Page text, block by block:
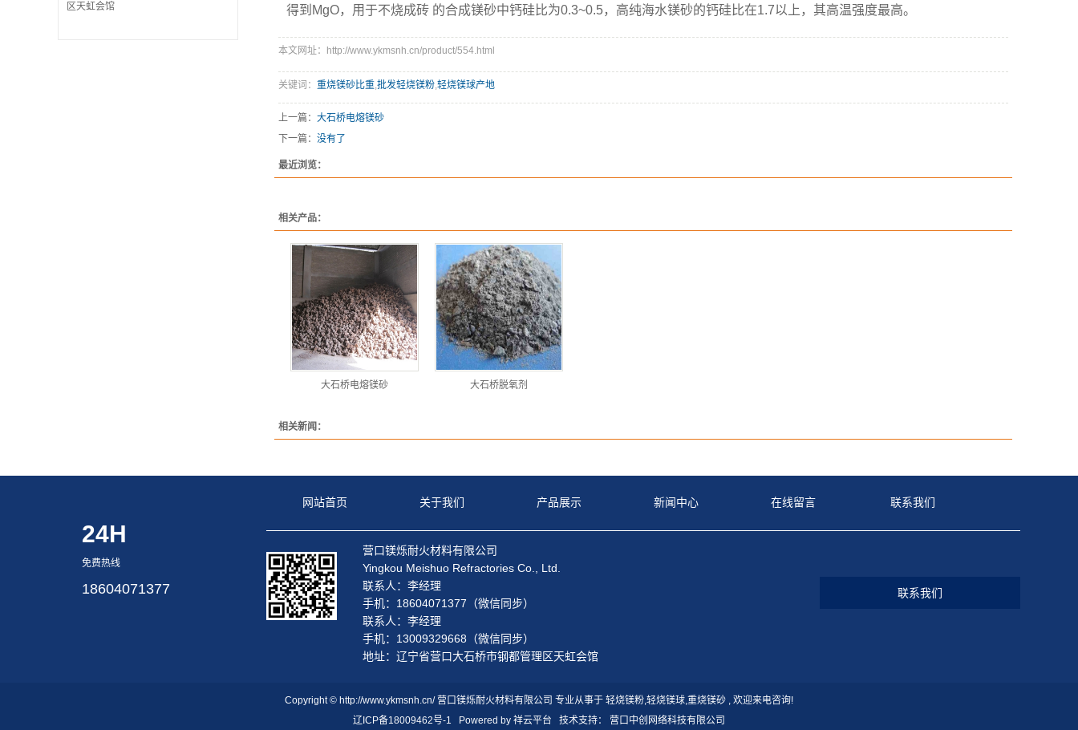
区天虹会馆
得到MgO，用于不烧成砖 的合成镁砂中钙硅比为0.3~0.5，高纯海水镁砂的钙硅比在1.7以上，其高温强度最高。
本文网址：http://www.ykmsnh.cn/product/554.html
关键词： 重烧镁砂比重,批发轻烧镁粉,轻烧镁球产地
上一篇： 大石桥电熔镁砂
下一篇： 没有了
最近浏览：
相关产品：
大石桥电熔镁砂 大石桥脱氧剂
相关新闻：
24H
免费热线
18604071377
网站首页 关于我们 产品展示 新闻中心 在线留言 联系我们
营口镁烁耐火材料有限公司
Yingkou Meishuo Refractories Co., Ltd.
联系人：李经理
手机：18604071377（微信同步）
联系人：李经理
手机：13009329668（微信同步）
地址：辽宁省营口大石桥市钢都管理区天虹会馆
联系我们
Copyright © http://www.ykmsnh.cn/ 营口镁烁耐火材料有限公司 专业从事于 轻烧镁粉,轻烧镁球,重烧镁砂 , 欢迎来电咨询!
辽ICP备18009462号-1 Powered by 祥云平台 技术支持： 营口中创网络科技有限公司